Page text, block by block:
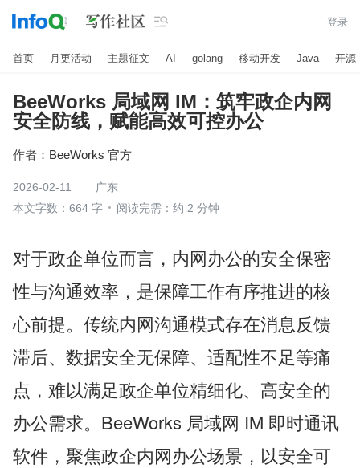
 登录
首页 月更活动 主题征文 AI golang 移动开发 Java 开源
BeeWorks 局域网 IM：筑牢政企内网
安全防线，赋能高效可控办公
作者： BeeWorks 官方
2026-02-11
广东
本文字数：664 字
阅读完需：约 2 分钟
对于政企单位而言，内网办公的安全保密
性与沟通效率，是保障工作有序推进的核
心前提。传统内网沟通模式存在消息反馈
滞后、数据安全无保障、适配性不足等痛
点，难以满足政企单位精细化、高安全的
办公需求。BeeWorks 局域网 IM 即时通讯
软件，聚焦政企内网办公场景，以安全可